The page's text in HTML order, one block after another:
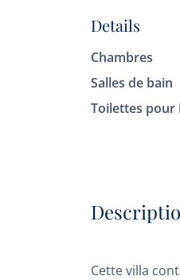
Details
Chambres
Salles de bain
Toilettes pour
Cette villa